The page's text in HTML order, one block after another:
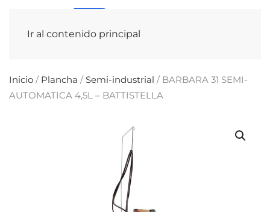
Ir al contenido principal
Inicio / Plancha /Semi-industrial / BARBARA 31 SEMI-
AUTOMATICA 4,5L – BATTISTELLA